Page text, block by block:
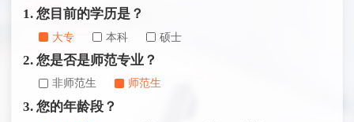
1. 您目前的学历是？
大专 本科 硕士
2. 您是否是师范专业？
非师范生 师范生
3. 您的年龄段？